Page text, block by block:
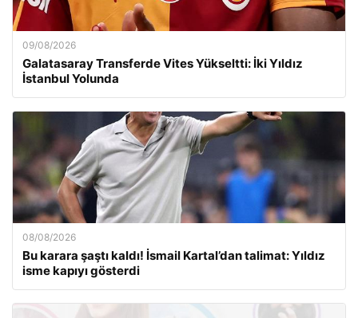
09/08/2026
Galatasaray Transferde Vites Yükseltti: İki Yıldız
İstanbul Yolunda
08/08/2026
Bu karara şaştı kaldı! İsmail Kartal’dan talimat: Yıldız
isme kapıyı gösterdi